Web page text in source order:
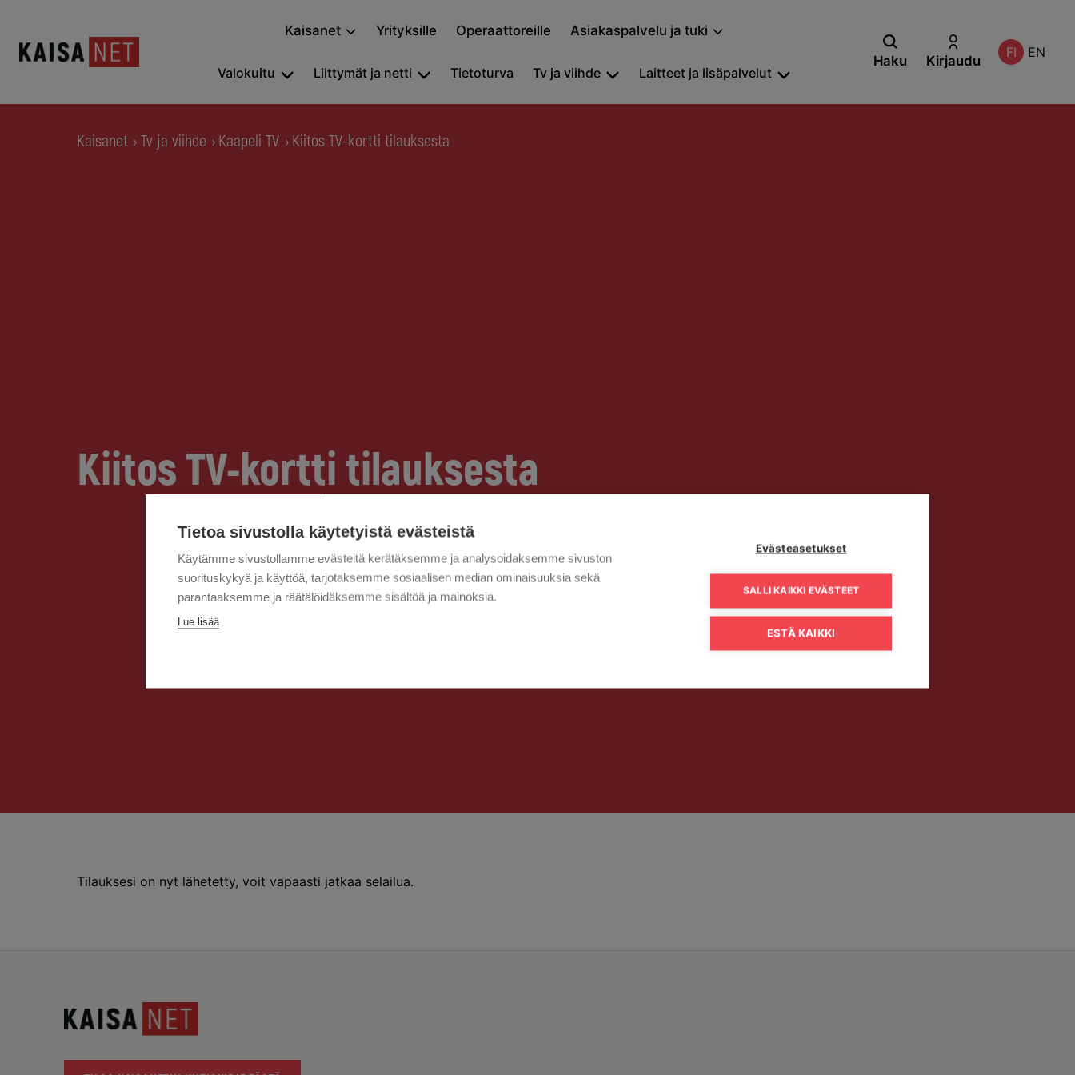
Kaisanet Yrityksille Operaattoreille Asiakaspalvelu ja tuki
Valokuitu Liittymät ja netti Tietoturva Tv ja viihde Laitteet ja lisäpalvelut
Haku Kirjaudu
FI EN
Kaisanet › Tv ja viihde › Kaapeli TV › Kiitos TV-kortti tilauksesta
Kiitos TV-kortti tilauksesta
Tilauksesi on nyt lähetetty, voit vapaasti jatkaa selailua.
Tietoa sivustolla käytetyistä evästeistä
Käytämme sivustollamme evästeitä kerätäksemme ja analysoidaksemme sivuston
suorituskykyä ja käyttöä, tarjotaksemme sosiaalisen median ominaisuuksia sekä
parantaaksemme ja räätälöidäksemme sisältöä ja mainoksia.
Lue lisää
Evästeasetukset
SALLI KAIKKI EVÄSTEET
ESTÄ KAIKKI